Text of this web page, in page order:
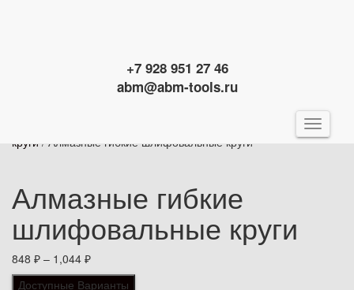
+7 928 951 27 46
abm@abm-tools.ru
круги / Алмазные гибкие шлифовальные круги
Алмазные гибкие
шлифовальные круги
848 ₽ – 1,044 ₽
Доступные Варианты